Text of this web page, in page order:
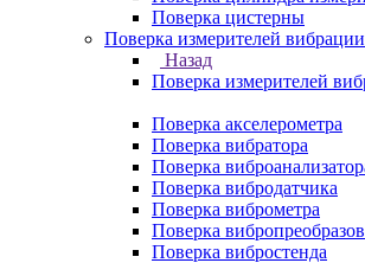
Поверка цистерны
Поверка измерителей
Назад
Поверка измерителей
Поверка акселерометра
Поверка вибратора
Поверка
Поверка вибродатчика
Поверка виброметра
Поверка
Поверка вибростенда